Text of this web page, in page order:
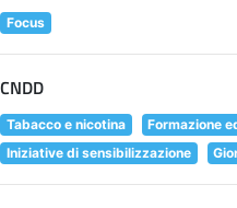
Focus
CNDD
Tabacco e nicotina
Formazione
Iniziative di sensibilizzazione